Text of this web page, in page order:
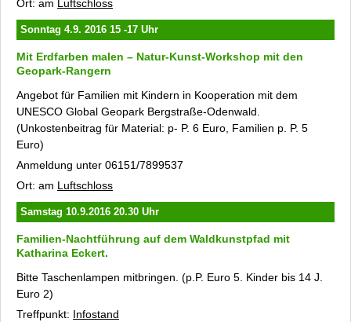
Ort: am Luftschloss
Sonntag 4.9. 2016 15 -17 Uhr
Mit Erdfarben malen – Natur-Kunst-Workshop mit den
Geopark-Rangern
Angebot für Familien mit Kindern in Kooperation mit dem
UNESCO Global Geopark Bergstraße-Odenwald.
(Unkostenbeitrag für Material: p- P. 6 Euro, Familien p. P. 5
Euro)
Anmeldung unter 06151/7899537
Ort: am Luftschloss
Samstag 10.9.2016 20.30 Uhr
Familien-Nachtführung auf dem Waldkunstpfad mit
Katharina Eckert.
Bitte Taschenlampen mitbringen. (p.P. Euro 5. Kinder bis 14 J.
Euro 2)
Treffpunkt: Infostand